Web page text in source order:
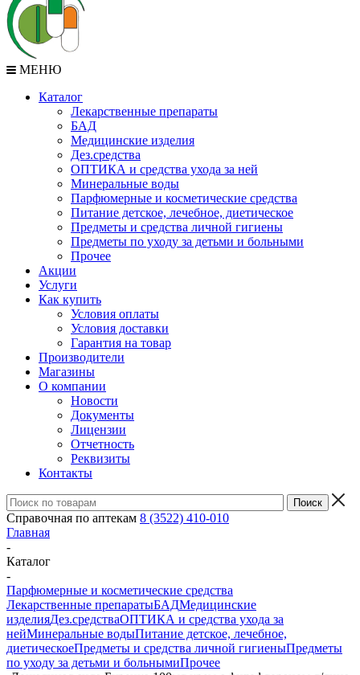
МЕНЮ
Каталог
Лекарственные препараты
БАД
Медицинские изделия
Дез.средства
ОПТИКА и средства ухода за ней
Минеральные воды
Парфюмерные и косметические средства
Питание детское, лечебное, диетическое
Предметы и средства личной гигиены
Предметы по уходу за детьми и больными
Прочее
Акции
Услуги
Как купить
Условия оплаты
Условия доставки
Гарантия на товар
Производители
Магазины
О компании
Новости
Документы
Лицензии
Отчетность
Реквизиты
Контакты
Справочная по аптекам 8 (3522) 410-010
Главная
-
Каталог
-
Парфюмерные и косметические средства
Лекарственные препаратыБАДМедицинские
изделияДез.средстваОПТИКА и средства ухода за
нейМинеральные водыПитание детское, лечебное,
диетическоеПредметы и средства личной гигиеныПредметы
по уходу за детьми и больнымиПрочее